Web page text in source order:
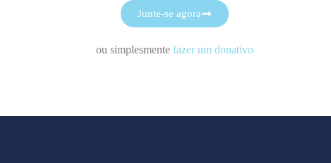
Junte-se agora
ou simplesmente fazer um donativo